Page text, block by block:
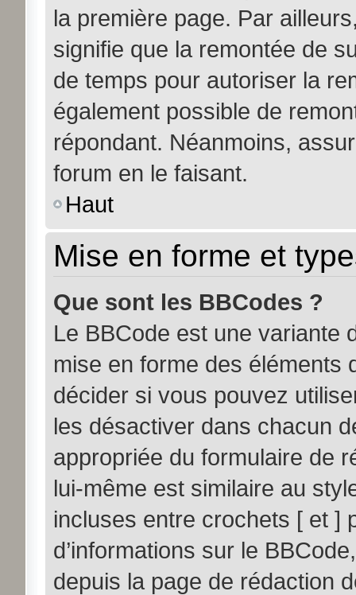
la première page. Par
signifie que la remontée de
de temps pour autoriser la
également possible de
répondant. Néanmoins,
forum en le faisant.
Haut
Mise en forme et
Que sont les BBCodes ?
Le BBCode est une variante
mise en forme des éléments
décider si vous pouvez
les désactiver dans chacun
appropriée du formulaire de
lui-même est similaire au
incluses entre crochets [ et ]
d’informations sur le
depuis la page de rédaction